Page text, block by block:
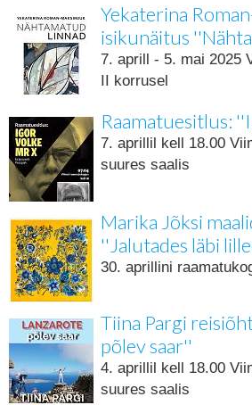
Yekaterina
isikunäitus
7. aprill - 5. mai 2025
II korrusel
Raamatuesitlus:
7. aprillil kell 18.00
suures saalis
Marika Jõksi
''Jalutades läbi
30. aprillini
Tiina Pargi
põlev saar''
4. aprillil kell 18.00
suures saalis